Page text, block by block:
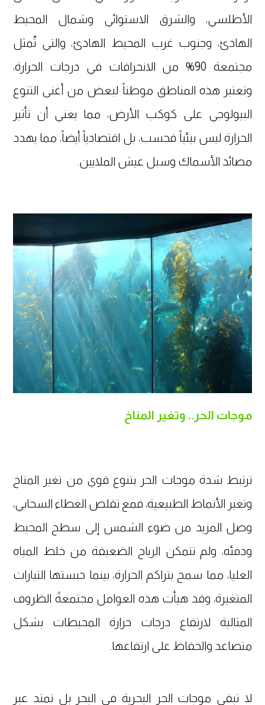
الأطلسي، والشرق الاستوائي وشمال المحيط
الهادئ، وجنوب غرب المحيط الهادئ، والتي تُمثل
مجتمعة 90% من الانحرافات في درجات الحرارة،
وتعتبر هذه المناطق موطناً لبعض من أغنى التنوع
البيولوجي على كوكب الأرض، مما يعني أن تأثير
الحرارة ليس بيئياً فحسب، بل اقتصادياً أيضاً، مما يهدد
مصائد الأسماك وسبل عيش الملايين.
موجات الحر.. وتغير المناخ
ترتبط شدة موجات الحر بتنوع قوي من تغير المناخ
وتغير الأنماط الطبيعية، فمع تقلص الغطاء السحابي،
وصل المزيد من ضوء الشمس إلى سطح المحيط
ودفئه، ولم تتمكن الرياح الضعيفة من خلط المياه
العليا، مما سمح بتراكم الحرارة، بينما حبستها التيارات
المتغيرة، وقد هيأت هذه العوامل مجتمعةً الظروف
المثالية لارتفاع درجات حرارة المحيطات بشكل
متصاعد والحفاظ على ارتفاعها.
لا تبقى موجات الحر البحرية في البحر بل تمتد عبر